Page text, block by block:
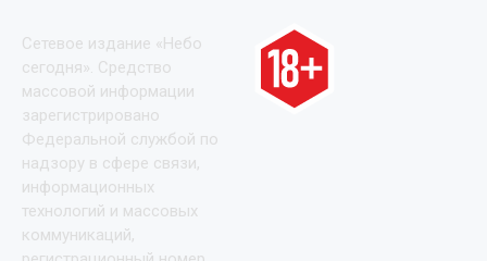
Сетевое издание «Небо
сегодня». Средство
массовой информации
зарегистрировано
Федеральной службой по
надзору в сфере связи,
информационных
технологий и массовых
коммуникаций,